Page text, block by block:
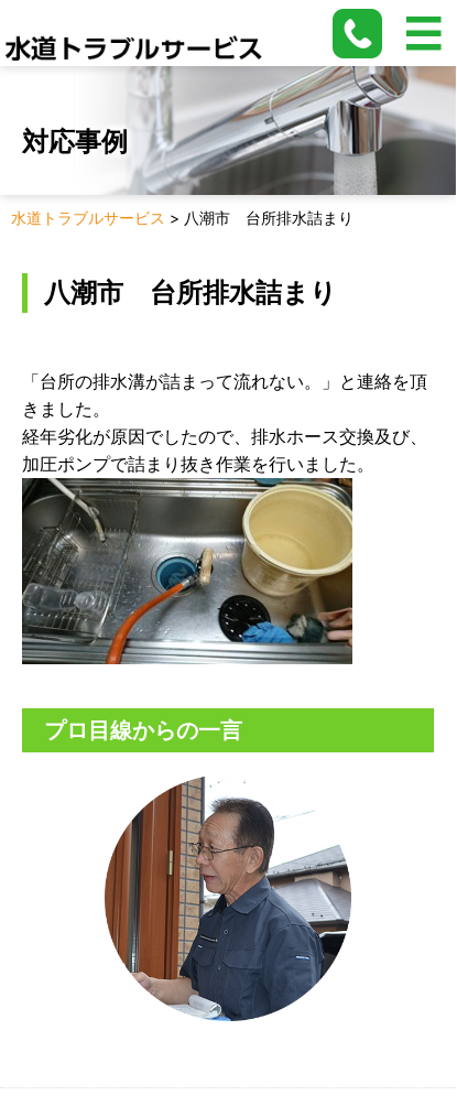
対応事例
水道トラブルサービス > 八潮市 台所排水詰まり
八潮市 台所排水詰まり
「台所の排水溝が詰まって流れない。」と連絡を頂
きました。
経年劣化が原因でしたので、排水ホース交換及び、
加圧ポンプで詰まり抜き作業を行いました。
プロ目線からの一言